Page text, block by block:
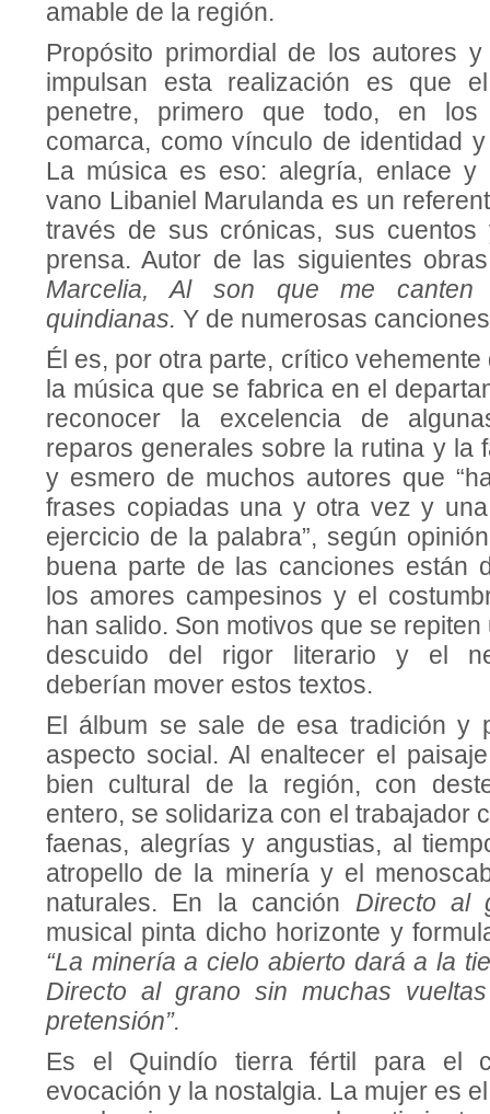
amable de la región.
Propósito primordial de los autores
impulsan esta realización es que
penetre, primero que todo, en
comarca, como vínculo de identidad
La música es eso: alegría, enlace y
vano Libaniel Marulanda es un
través de sus crónicas, sus
prensa. Autor de las siguientes
Marcelia, Al son que me canten
quindianas. Y de numerosas
Él es, por otra parte, crítico
la música que se fabrica en el
reconocer la excelencia de
reparos generales sobre la rutina y la
y esmero de muchos autores que
frases copiadas una y otra vez y
ejercicio de la palabra”, según
buena parte de las canciones están
los amores campesinos y el
han salido. Son motivos que se
descuido del rigor literario y el
deberían mover estos textos.
El álbum se sale de esa tradición y
aspecto social. Al enaltecer el
bien cultural de la región, con
entero, se solidariza con el trabajador
faenas, alegrías y angustias, al
atropello de la minería y el
naturales. En la canción Directo al
musical pinta dicho horizonte y
“La minería a cielo abierto dará a la
Directo al grano sin muchas
pretensión”.
Es el Quindío tierra fértil para el
evocación y la nostalgia. La mujer es